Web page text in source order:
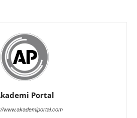
Portal
www.akademiportal.com